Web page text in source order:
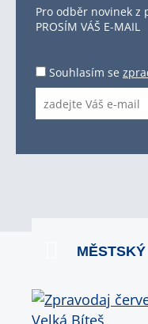
Pro odběr novinek z
PROSÍM VÁŠ E-MAIL
Souhlasím se